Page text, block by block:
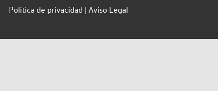
Política de privacidad Aviso Legal